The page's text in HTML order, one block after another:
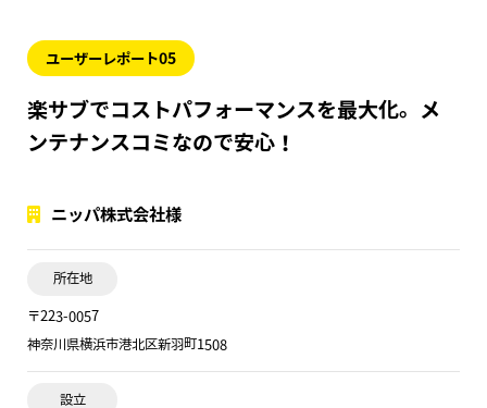
ユーザーレポート05
楽サブでコストパフォーマンスを最大化。
メ
ンテナンスコミなので安心！
ニッパ株式会社様
所在地
〒223-0057
神奈川県横浜市港北区新羽町1508
設立